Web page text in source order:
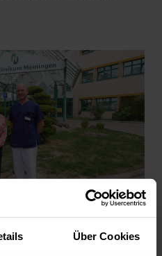
Über Cookies
im Auftrag
und
Zentrums. Das
und eine
des